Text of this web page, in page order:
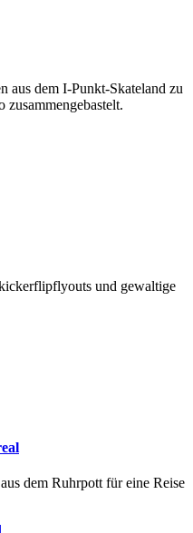
aus dem I-Punkt-Skateland zu
zusammengebastelt.
und gewaltige
dem Ruhrpott für eine Reise